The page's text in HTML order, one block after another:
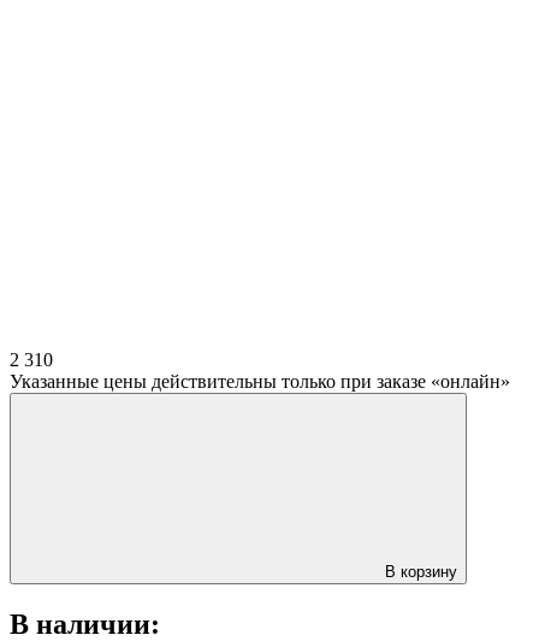
2 310
Указанные цены действительны только при заказе «онлайн»
В корзину
В наличии: